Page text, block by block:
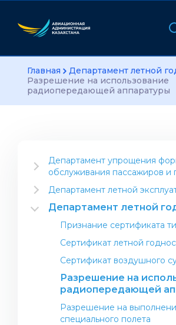
Главная
Департамент летной
Разрешение на использование
радиопередающей аппаратуры
Департамент упрощения
обслуживания пассажиров и
Информация для отрасли
Инструктивный материал
Проекты Департамента
Международные
Операционный центр
Контакты авиакомпаний
Контакты аэропортов
Нормативно-правовые акты в
обслуживания и соблюдения
Департамент летной
Открытие авиакомпании
Открытие компании по
авиационных работ
Авиация общего назначения
(некоммерческие полеты)
Правила ЛЭ
Департамент летной
Признание сертификата
Сертификат летной
Сертификат воздушного
Разрешение на
радиопередающей
Разрешение на
специального полета